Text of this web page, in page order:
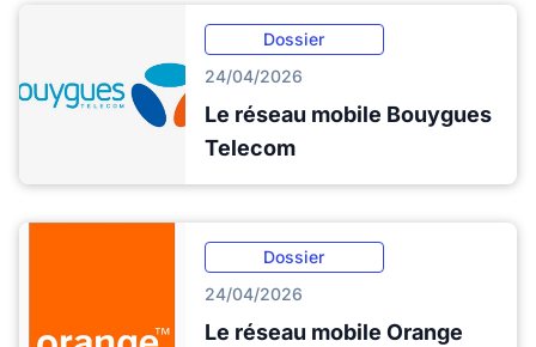
Dossier
24/04/2026
Le réseau mobile Bouygues
Telecom
Dossier
24/04/2026
Le réseau mobile Orange